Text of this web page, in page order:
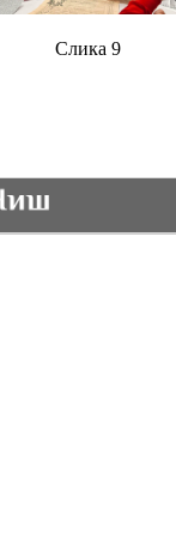
Слика 9